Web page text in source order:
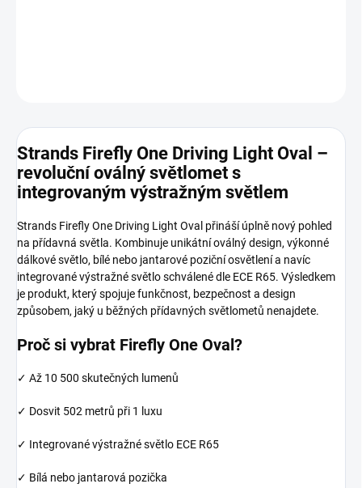
Strands Firefly One Driving Light Oval –
revoluční oválný světlomet s
integrovaným výstražným světlem
Strands Firefly One Driving Light Oval přináší úplně nový pohled
na přídavná světla. Kombinuje unikátní oválný design, výkonné
dálkové světlo, bílé nebo jantarové poziční osvětlení a navíc
integrované výstražné světlo schválené dle ECE R65. Výsledkem
je produkt, který spojuje funkčnost, bezpečnost a design
způsobem, jaký u běžných přídavných světlometů nenajdete.
Proč si vybrat Firefly One Oval?
✓ Až 10 500 skutečných lumenů
✓ Dosvit 502 metrů při 1 luxu
✓ Integrované výstražné světlo ECE R65
✓ Bílá nebo jantarová pozička